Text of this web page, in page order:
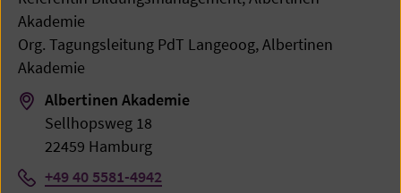
Akademie
Org. Tagungsleitung PdT Langeoog, Albertinen
Akademie
Albertinen Akademie
Sellhopsweg 18
22459 Hamburg
Telefon:
+49 40 5581-4942